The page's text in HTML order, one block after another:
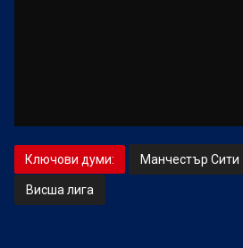
Ключови думи: Манчестър Сити
Висша лига